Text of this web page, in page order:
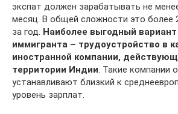
экспат должен зарабатывать не
месяц. В общей сложности это более
за год. Наиболее выгодный вариант
иммигранта – трудоустройство в
иностранной компании,
территории Индии . Такие компании
устанавливают близкий к
уровень зарплат.